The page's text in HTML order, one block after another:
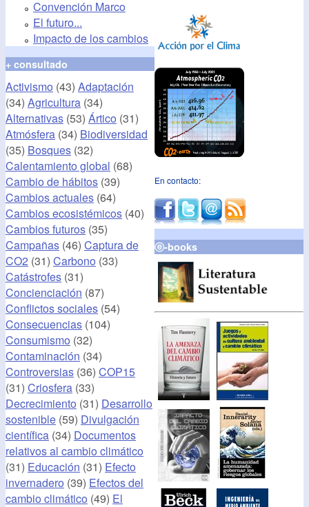
Convención Marco
El futuro...
Impacto de los cambios
+ consultado
Activismo (43) Adaptación
(34) Agricultura (34)
Alternativas (53) Ártico (31)
Atmósfera (34) Biodiversidad
(35) Bosques (32)
Calentamiento global (68)
Cambio de hábitos (39)
Cambios actuales (64)
Cambios ecosistémicos (40)
Cambios futuros (35)
Campañas (46) Captura de
CO2 (31) Carbono (33)
Catástrofes (31)
Concienciación (87)
Conflictos sociales (54)
Consecuencias (104)
Consumismo (32)
Contaminación (34)
Controversias (36) COP15
(31) Criosfera (33)
Decrecimiento (31) Desarrollo
sostenible (59) Divulgación
científica (34) Documentos
relativos al cambio climático
(31) Educación (31) Efecto
invernadero (39) Efectos del
cambio climático (49) El
En contacto:
ⓔ-books